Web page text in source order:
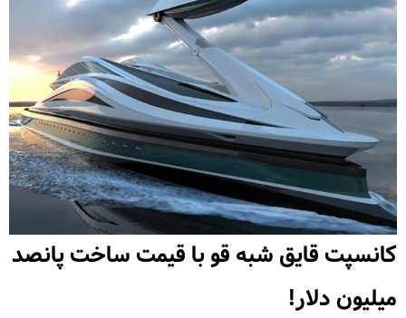
کانسپت قایق شبه قو با قیمت ساخت پانصد
میلیون دلار!